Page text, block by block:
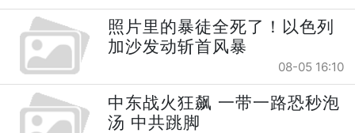
照片里的暴徒全死了！以色列
加沙发动斩首风暴
08-05 16:10
中东战火狂飙 一带一路恐秒泡
汤 中共跳脚